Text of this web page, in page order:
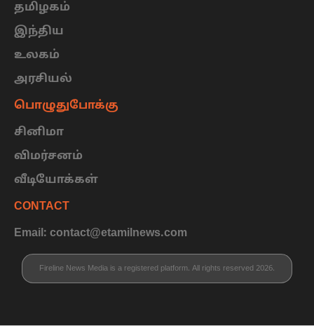
தமிழகம்
இந்திய
உலகம்
அரசியல்
பொழுதுபோக்கு
சினிமா
விமர்சனம்
வீடியோக்கள்
CONTACT
Email: contact@etamilnews.com
Fireline News Media is a registered platform. All rights reserved 2026.